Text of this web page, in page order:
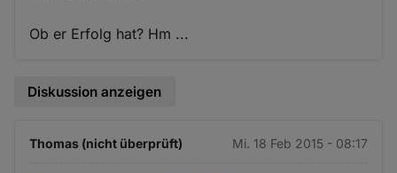
Ob er Erfolg hat? Hm ...
Diskussion anzeigen
Thomas (nicht überprüft) Mi. 18 Feb 2015 - 08:17